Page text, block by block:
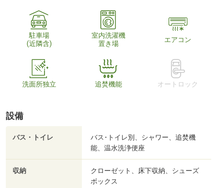
駐車場
(近隣含)
室内洗濯機
置き場
エアコン
洗面所独立 追焚機能 オートロック
設備
バス・トイレ
バス･トイレ別、シャワー、追焚機
能、温水洗浄便座
収納
クローゼット、床下収納、シューズ
ボックス